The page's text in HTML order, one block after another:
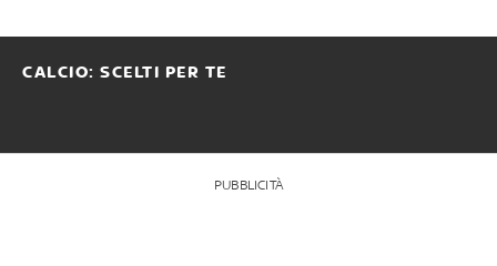
CALCIO: SCELTI PER TE
PUBBLICITÀ